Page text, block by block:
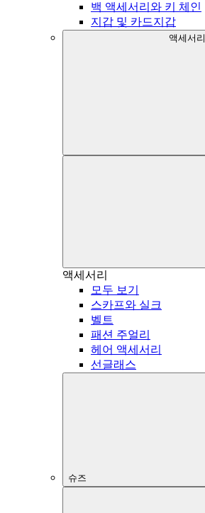
백 액세서리와 키 체인
지갑 및 카드지갑
액세서리
액세서리
모두 보기
스카프와 실크
벨트
패션 주얼리
헤어 액세서리
선글래스
슈즈